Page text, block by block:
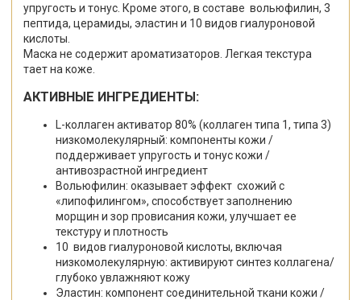
упругость и тонус. Кроме этого, в составе вольюфилин, 3
пептида, церамиды, эластин и 10 видов гиалуроновой
кислоты.
Маска не содержит ароматизаторов. Легкая текстура
тает на коже.
АКТИВНЫЕ ИНГРЕДИЕНТЫ:
-коллаген активатор 80% (коллаген типа 1, типа 3)
низкомолекулярный: компоненты кожи /
поддерживает упругость и тонус кожи /
антивозрастной ингредиент
Вольюфилин: оказывает эффект схожий с
«липофилингом», способствует заполнению
морщин и зор провисания кожи, улучшает ее
текстуру и плотность
10 видов гиалуроновой кислоты, включая
низкомолекулярную: активируют синтез коллагена/
глубоко увлажняют кожу
Эластин: компонент соединительной ткани кожи /